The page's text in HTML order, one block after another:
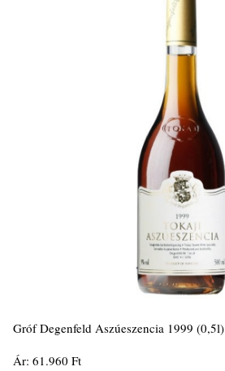
Gróf Degenfeld Aszúeszencia 1999 (0,5l)
Ár: 61.960 Ft